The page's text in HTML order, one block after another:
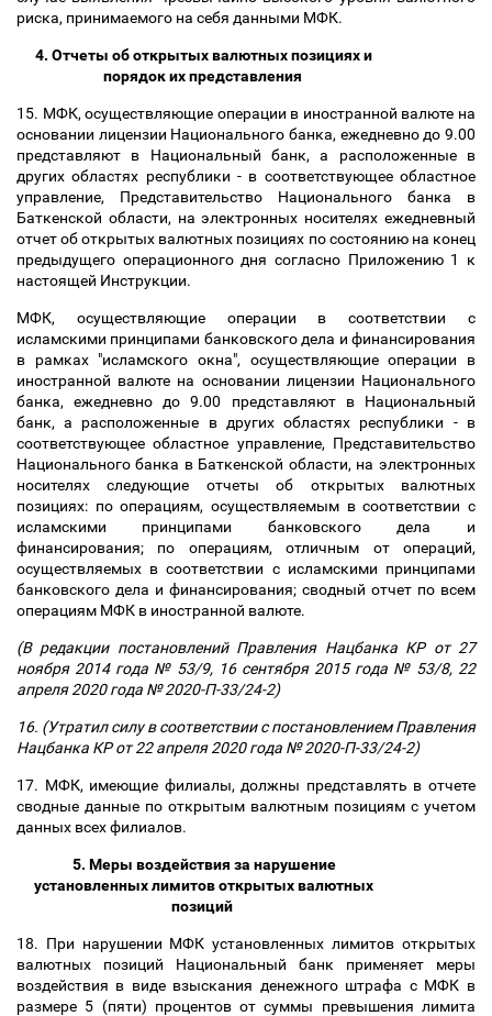
риска, принимаемого на себя данными МФК.
4. Отчеты об открытых валютных позициях и
порядок их представления
15. МФК, осуществляющие операции в иностранной валюте на
основании лицензии Национального банка, ежедневно до 9.00
представляют в Национальный банк, а расположенные в
других областях республики - в соответствующее областное
управление, Представительство Национального банка в
Баткенской области, на электронных носителях ежедневный
отчет об открытых валютных позициях по состоянию на конец
предыдущего операционного дня согласно Приложению 1 к
настоящей Инструкции.
МФК, осуществляющие операции в соответствии с
исламскими принципами банковского дела и финансирования
в рамках "исламского окна", осуществляющие операции в
иностранной валюте на основании лицензии Национального
банка, ежедневно до 9.00 представляют в Национальный
банк, а расположенные в других областях республики - в
соответствующее областное управление, Представительство
Национального банка в Баткенской области, на электронных
носителях следующие отчеты об открытых валютных
позициях: по операциям, осуществляемым в соответствии с
исламскими принципами банковского дела и
финансирования; по операциям, отличным от операций,
осуществляемых в соответствии с исламскими принципами
банковского дела и финансирования; сводный отчет по всем
операциям МФК в иностранной валюте.
(В редакции постановлений Правления Нацбанка КР от 27
ноября 2014 года № 53/9, 16 сентября 2015 года № 53/8, 22
апреля 2020 года № 2020-П-33/24-2)
16. (Утратил силу в соответствии с постановлением Правления
Нацбанка КР от 22 апреля 2020 года № 2020-П-33/24-2)
17. МФК, имеющие филиалы, должны представлять в отчете
сводные данные по открытым валютным позициям с учетом
данных всех филиалов.
5. Меры воздействия за нарушение
установленных лимитов открытых валютных
позиций
18. При нарушении МФК установленных лимитов открытых
валютных позиций Национальный банк применяет меры
воздействия в виде взыскания денежного штрафа с МФК в
размере 5 (пяти) процентов от суммы превышения лимита